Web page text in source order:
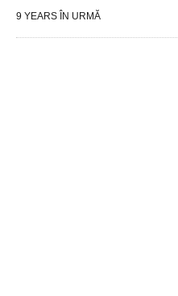
9 YEARS ÎN URMĂ